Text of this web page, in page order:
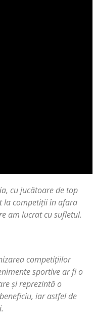
cu jucătoare de top
la competiții în afara
am lucrat cu sufletul.
competițiilor
sportive ar fi o
și reprezintă o
iar astfel de